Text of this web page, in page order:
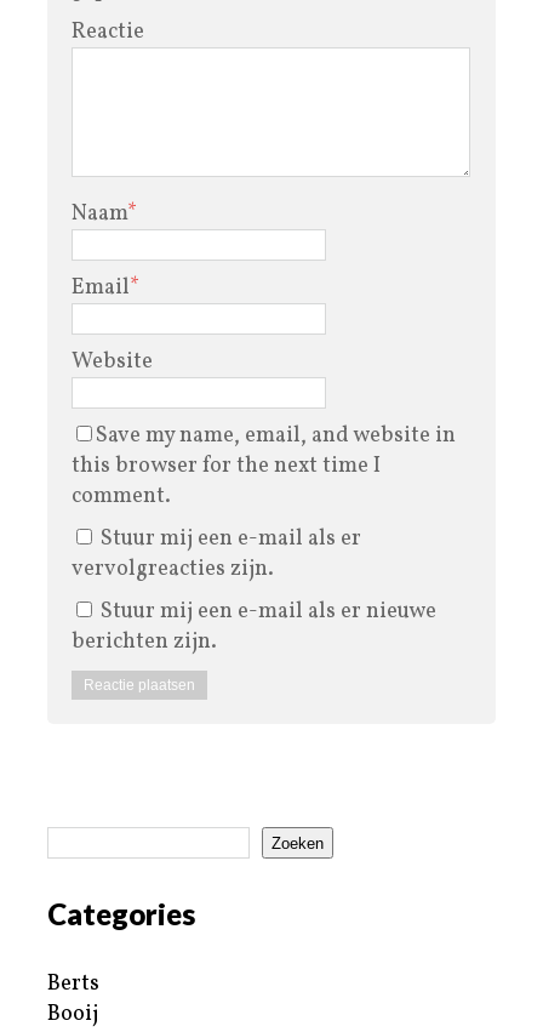
Reactie
Naam*
Email*
Website
Save my name, email, and website in
this browser for the next time I
comment.
Stuur mij een e-mail als er
vervolgreacties zijn.
Stuur mij een e-mail als er nieuwe
berichten zijn.
Zoeken
Categories
Berts
Booij